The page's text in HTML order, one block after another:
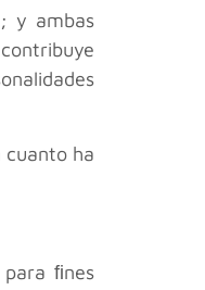
y ambas
cuanto ha
ﬁnes